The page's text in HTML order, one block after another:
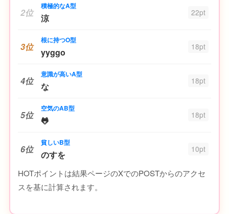
2位
積極的なA型
涼 22pt
3位
根に持つO型
yyggo 18pt
4位
意識が高いA型
な 18pt
5位
空気のAB型
🐸 18pt
6位
貧しいB型
のすを 10pt
HOTポイントは結果ページのXでのPOSTからのアクセ
スを基に計算されます。